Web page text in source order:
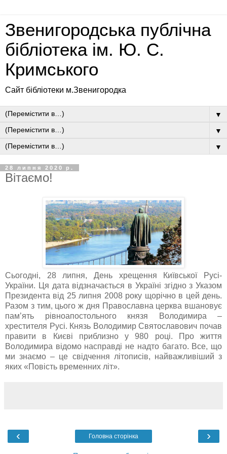
Звенигородська публічна
бібліотека ім. Ю. С.
Кримського
Сайт бібліотеки м.Звенигородка
▼
▼
▼
28 липня 2020 р.
Вітаємо!
Сьогодні, 28 липня, День хрещення Київської Русі-
України. Ця дата відзначається в Україні згідно з Указом
Президента від 25 липня 2008 року щорічно в цей день.
Разом з тим, цього ж дня Православна церква вшановує
пам’ять рівноапостольного князя Володимира –
хрестителя Русі. Князь Володимир Святославович почав
правити в Києві приблизно у 980 році. Про життя
Володимира відомо насправді не надто багато. Все, що
ми знаємо – це свідчення літописів, найважливіший з
яких «Повість временних літ».
‹ ›
Головна сторінка